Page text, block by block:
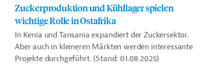
Zuckerproduktion und Kühllager spielen
wichtige Rolle in Ostafrika
In Kenia und Tansania expandiert der Zuckersektor.
Aber auch in kleineren Märkten werden interessante
Projekte durchgeführt. (Stand: 01.08.2025)